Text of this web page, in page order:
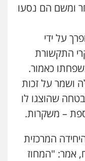
ומשם הם נסעו
על ידי
התקשורת
כאמור.
ושמר על זכות
שהוצגו לו
– משקרות.
המרכזית
אמר: "המחוז
דין